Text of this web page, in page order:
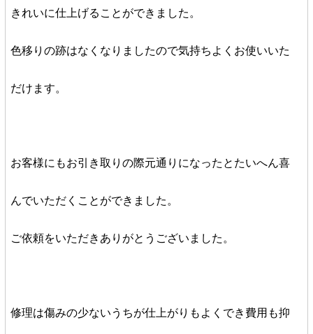
きれいに仕上げることができました。
色移りの跡はなくなりましたので気持ちよくお使いいた
だけます。
お客様にもお引き取りの際元通りになったとたいへん喜
んでいただくことができました。
ご依頼をいただきありがとうございました。
修理は傷みの少ないうちが仕上がりもよくでき費用も抑